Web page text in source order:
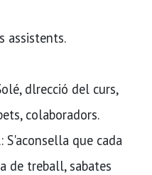
assistents.
dlrecció del curs,
colaboradors.
S'aconsella que cada
de treball, sabates